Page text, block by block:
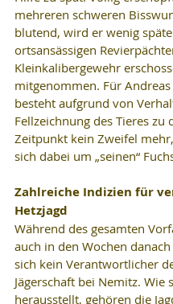
mehreren schweren
blutend, wird er wenig
ortsansässigen
Kleinkalibergewehr
mitgenommen. Für
besteht aufgrund von
Fellzeichnung des Tieres zu
Zeitpunkt kein Zweifel
sich dabei um „seinen“
Zahlreiche Indizien für
Hetzjagd
Während des gesamten
auch in den Wochen
sich kein Verantwortlicher
Jägerschaft bei Nemitz. Wie
herausstellt, gehören die